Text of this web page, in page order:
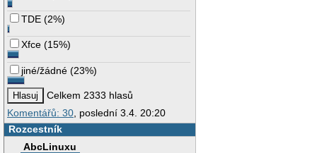
TDE (2%)
Xfce (15%)
jiné/žádné (23%)
Celkem 2333 hlasů
Komentářů: 30, poslední 3.4. 20:20
Rozcestník
AbcLinuxu